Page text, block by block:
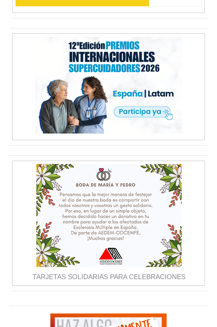
TARJETAS SOLIDARIAS PARA CELEBRACIONES